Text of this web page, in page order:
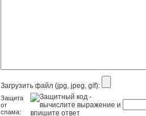
Загрузить файл (jpg, jpeg, gif):
Защита
от
спама: